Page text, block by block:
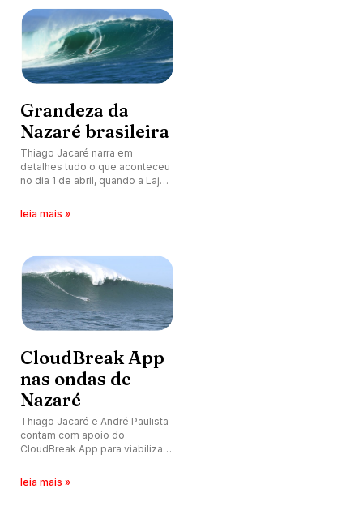
Grandeza da
Nazaré brasileira
Thiago Jacaré narra em
detalhes tudo o que aconteceu
no dia 1 de abril, quando a Laje
das maiores ondulações já
leia mais »
CloudBreak App
nas ondas de
Nazaré
Thiago Jacaré e André Paulista
contam com apoio do
CloudBreak App para viabilizar
Conheça a plataforma que
leia mais »